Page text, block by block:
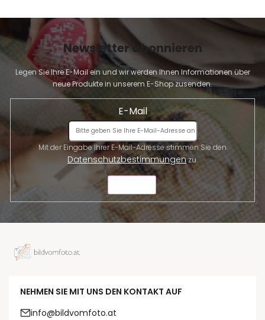
Newsletter abonnieren
Legen Sie Ihre E-Mail ein und wir werden Ihnen Informationen über
neue Produkte in unserem E-Shop zusenden.
E-Mail
Datenschutzbestimmungenzu.
NEHMEN SIE MIT UNS DEN KONTAKT AUF
info@bildvomfoto.at